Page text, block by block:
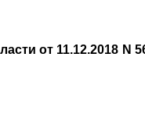
от 11.12.2018 N